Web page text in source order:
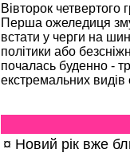
Вівторок
Перша ожеледиця
встати у черги на
політики або
почалась буденно -
екстремальних
¤ Новий рік вже